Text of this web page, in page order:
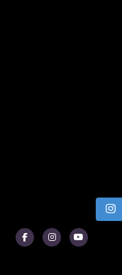
FacebookInstagram